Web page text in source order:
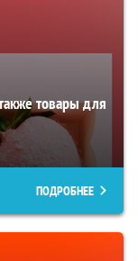
товары для
ПОДРОБНЕЕ